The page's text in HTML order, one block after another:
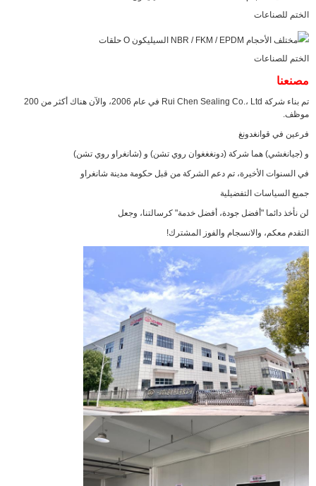
مصنعنا
تم بناء شركة Rui Chen Sealing Co.، Ltd في عام 2006، والآن هناك أكثر من 200
موظف.
فرعين في قوانغدونغ
و (جيانغشي) هما شركة (دونغغغوان روي تشن) و (شانغراو روي تشن)
في السنوات الأخيرة، تم دعم الشركة من قبل حكومة مدينة شانغراو
جميع السياسات التفضيلية
لن نأخذ دائما "أفضل جودة، أفضل خدمة" كرسالتنا، وجعل
التقدم معكم، والانسجام والفوز المشترك!